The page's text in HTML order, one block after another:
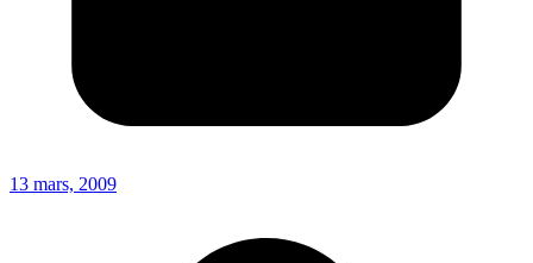
13 mars, 2009